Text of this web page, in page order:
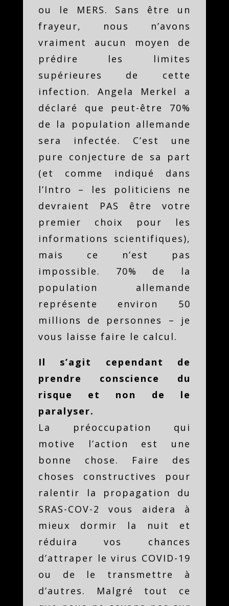
ou le MERS. Sans être un
frayeur, nous n’avons
vraiment aucun moyen de
prédire les limites
supérieures de cette
infection. Angela Merkel a
déclaré que peut-être 70%
de la population allemande
sera infectée. C’est une
pure conjecture de sa part
(et comme indiqué dans
l’Intro – les politiciens ne
devraient PAS être votre
premier choix pour les
informations scientifiques),
mais ce n’est pas
impossible. 70% de la
population allemande
représente environ 50
millions de personnes – je
vous laisse faire le calcul.
Il s’agit cependant de
prendre conscience du
risque et non de le
paralyser.
La préoccupation qui
motive l’action est une
bonne chose. Faire des
choses constructives pour
ralentir la propagation du
SRAS-COV-2 vous aidera à
mieux dormir la nuit et
réduira vos chances
d’attraper le virus COVID-19
ou de le transmettre à
d’autres. Malgré tout ce